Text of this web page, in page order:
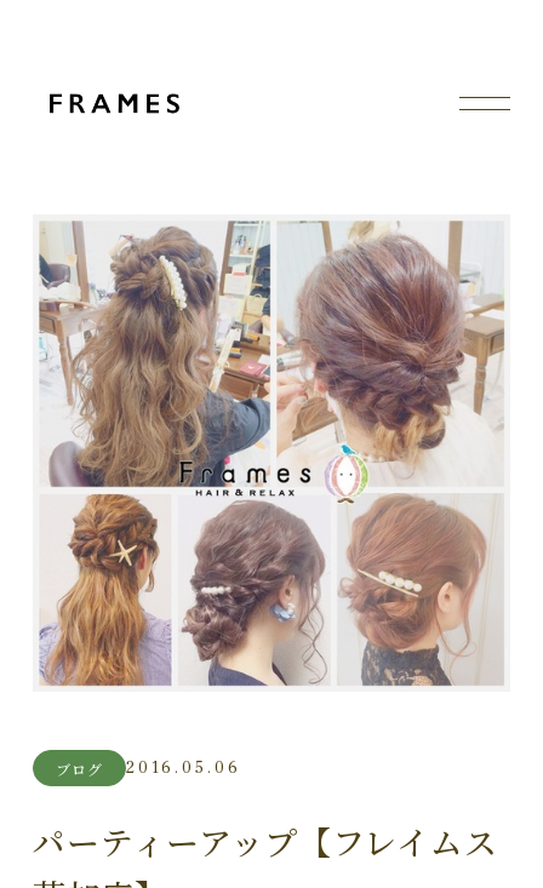
ブログ 2016.05.06
パーティーアップ【フレイムス